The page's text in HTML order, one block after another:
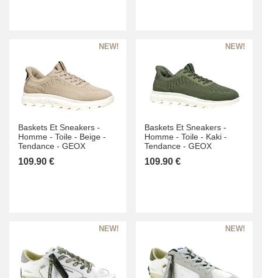
Baskets Et Sneakers -
Homme - Toile - Beige -
Tendance - GEOX
109.90 €
Baskets Et Sneakers -
Homme - Toile - Kaki -
Tendance - GEOX
109.90 €